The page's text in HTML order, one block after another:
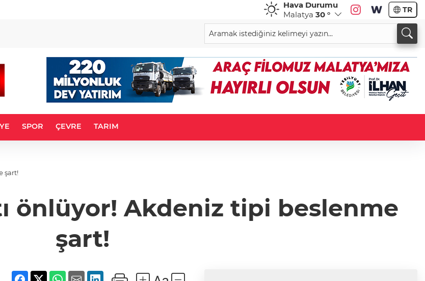
Hava Durumu
Malatya 30 ° TR
SPOR ÇEVRE TARIM
şart!
önlüyor! Akdeniz tipi beslenme
şart!